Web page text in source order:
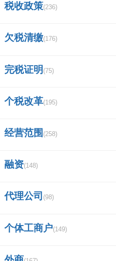
税收政策(236)
欠税清缴(176)
完税证明 (75)
个税改革(195)
经营范围 (258)
融资(148)
代理公司 (98)
个体工商户(149)